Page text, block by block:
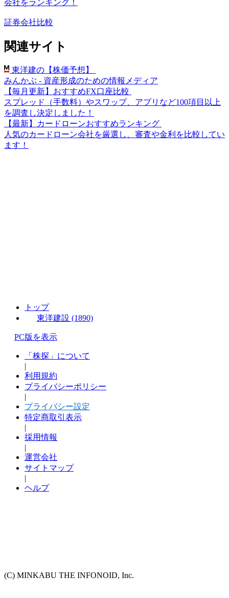
会社をランキング！
証券会社比較
関連サイト
東洋建の【株価予想】
みんかぶ - 資産形成のための情報メディア
【毎月更新】おすすめFX口座比較
スプレッド（手数料）やスワップ、アプリなど100項目以上
を調査し決定しました！
【最新】カードローンおすすめランキング
人気のカードローン会社を厳選し、審査や金利を比較してい
ます！
トップ
東洋建設 (1890)
PC版を表示
「株探」について
|
利用規約
プライバシーポリシー
|
プライバシー設定
特定商取引表示
|
採用情報
|
運営会社
サイトマップ
|
ヘルプ
(C) MINKABU THE INFONOID, Inc.